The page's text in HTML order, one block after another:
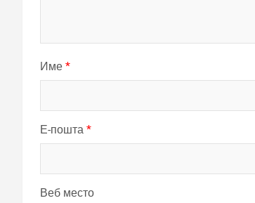
Име *
Е-пошта *
Веб место